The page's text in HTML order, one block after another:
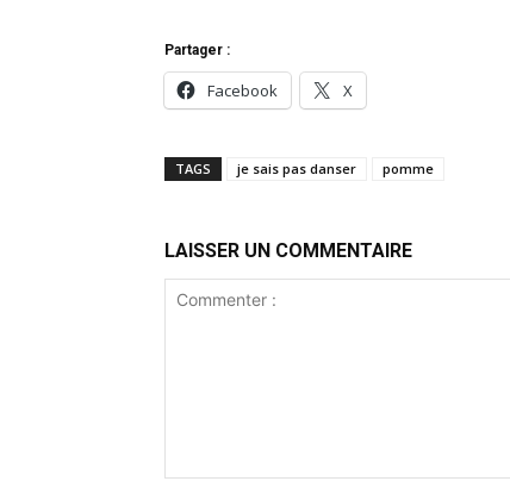
Partager :
Facebook X
TAGS je sais pas danser pomme
LAISSER UN COMMENTAIRE